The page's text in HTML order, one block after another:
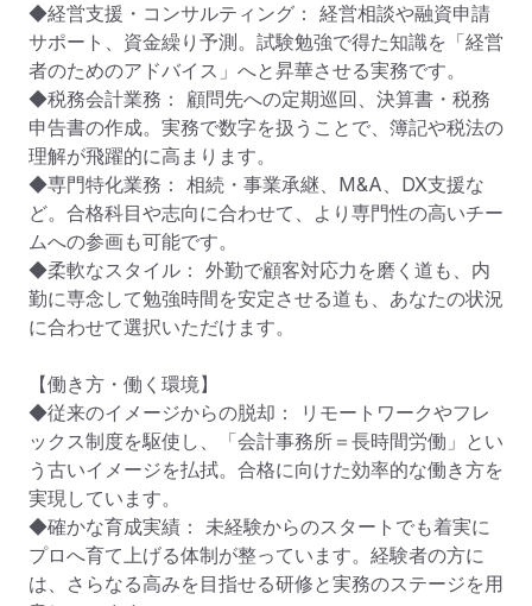
◆経営支援・コンサルティング： 経営相談や融資申請
サポート、資金繰り予測。試験勉強で得た知識を「経営
者のためのアドバイス」へと昇華させる実務です。
◆税務会計業務： 顧問先への定期巡回、決算書・税務
申告書の作成。実務で数字を扱うことで、簿記や税法の
理解が飛躍的に高まります。
◆専門特化業務： 相続・事業承継、M&A、DX支援な
ど。合格科目や志向に合わせて、より専門性の高いチー
ムへの参画も可能です。
◆柔軟なスタイル： 外勤で顧客対応力を磨く道も、内
勤に専念して勉強時間を安定させる道も、あなたの状況
に合わせて選択いただけます。
【働き方・働く環境】
◆従来のイメージからの脱却： リモートワークやフレ
ックス制度を駆使し、「会計事務所＝長時間労働」とい
う古いイメージを払拭。合格に向けた効率的な働き方を
実現しています。
◆確かな育成実績： 未経験からのスタートでも着実に
プロへ育て上げる体制が整っています。経験者の方に
は、さらなる高みを目指せる研修と実務のステージを用